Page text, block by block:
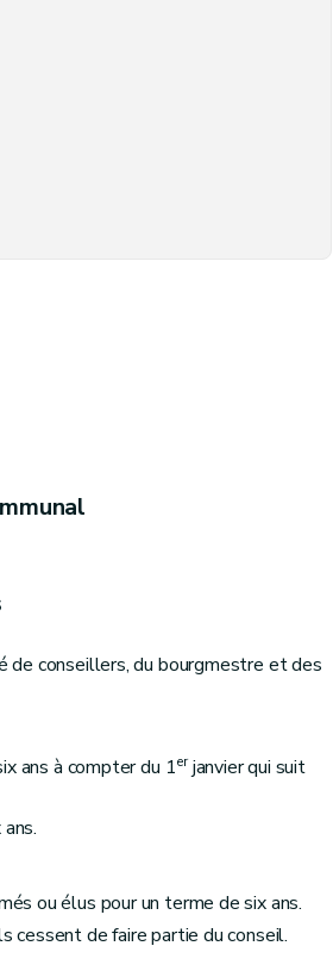
de conseillers, du bourgmestre et des
ans à compter du 1erjanvier qui suit
ou élus pour un terme de six ans.
cessent de faire partie du conseil.